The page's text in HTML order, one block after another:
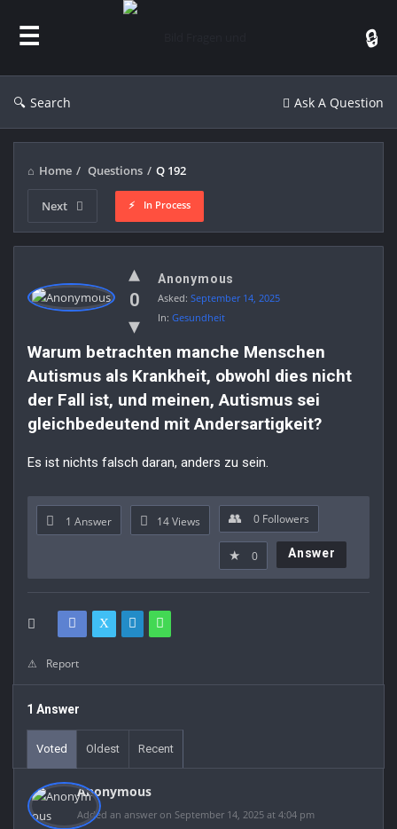
Bild
Search Ask A Question
Home / Questions / Q 192
Next In Process
Fragen
und
Latest
Questions
0
Anonymous
Asked: September 14, 2025
In: Gesundheit
Warum betrachten manche Menschen
Autismus als Krankheit, obwohl dies nicht
der Fall ist, und meinen, Autismus sei
gleichbedeutend mit Andersartigkeit?
Es ist nichts falsch daran, anders zu sein.
1 Answer 14Views 0 Followers
0 Answer
Report
1 Answer
Voted Oldest Recent
Anonymous
Added an answer on September 14, 2025 at 4:04 pm